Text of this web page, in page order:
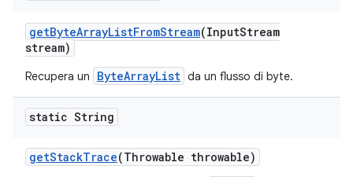
getByteArrayListFromStream(InputStream
stream)
Recupera un ByteArrayList da un flusso di byte.
static String
getStackTrace(Throwable throwable)